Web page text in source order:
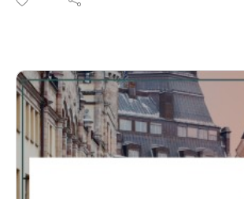
facebook.com/roseniuskyrkan.